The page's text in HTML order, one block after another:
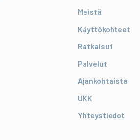
Meistä
Käyttökohteet
Ratkaisut
Palvelut
Ajankohtaista
UKK
Yhteystiedot